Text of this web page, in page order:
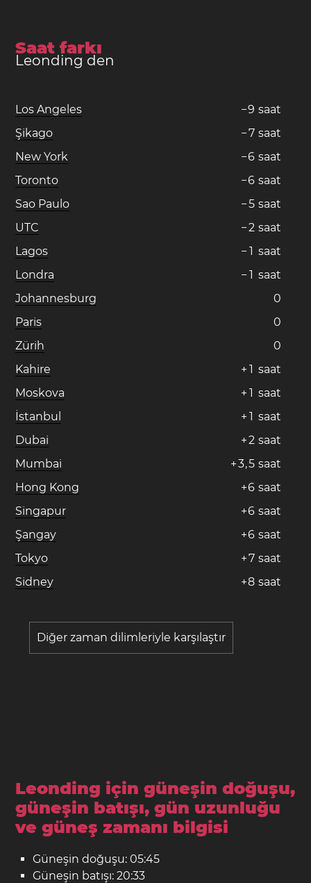
Saat farkı
Leonding den
Los Angeles −9 saat
Şikago
−7 saat
New York
−6 saat
Toronto
−6 saat
Sao Paulo
−5 saat
UTC
−2 saat
Lagos
− 1 saat
Londra
− 1 saat
Johannesburg
0
Paris
0
Zürih
0
Kahire
+ 1 saat
Moskova
+ 1 saat
İstanbul
+ 1 saat
Dubai
+2 saat
Mumbai
+3,5 saat
Hong Kong
+6 saat
Singapur
+6 saat
Şangay
+6 saat
Tokyo
+7 saat
Sidney
+8 saat
Diğer zaman dilimleriyle karşılaştır
Leonding için güneşin doğuşu,
güneşin batışı, gün uzunluğu
ve güneş zamanı bilgisi
Güneşin doğuşu: 05:45
Güneşin batışı: 20:33